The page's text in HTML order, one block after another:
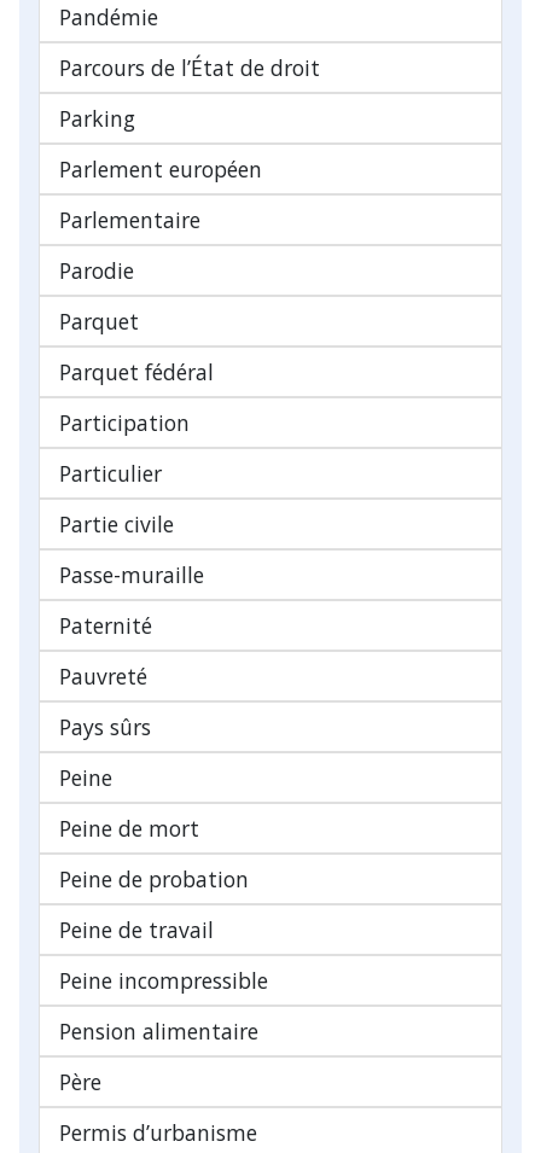
Pandémie
Parcours de l’État de droit
Parking
Parlement européen
Parlementaire
Parodie
Parquet
Parquet fédéral
Participation
Particulier
Partie civile
Passe-muraille
Paternité
Pauvreté
Pays sûrs
Peine
Peine de mort
Peine de probation
Peine de travail
Peine incompressible
Pension alimentaire
Père
Permis d’urbanisme